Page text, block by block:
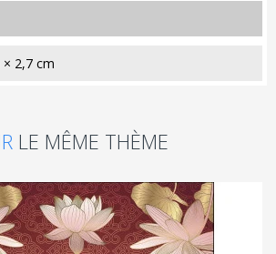
2,7 cm
LE MÊME THÈME